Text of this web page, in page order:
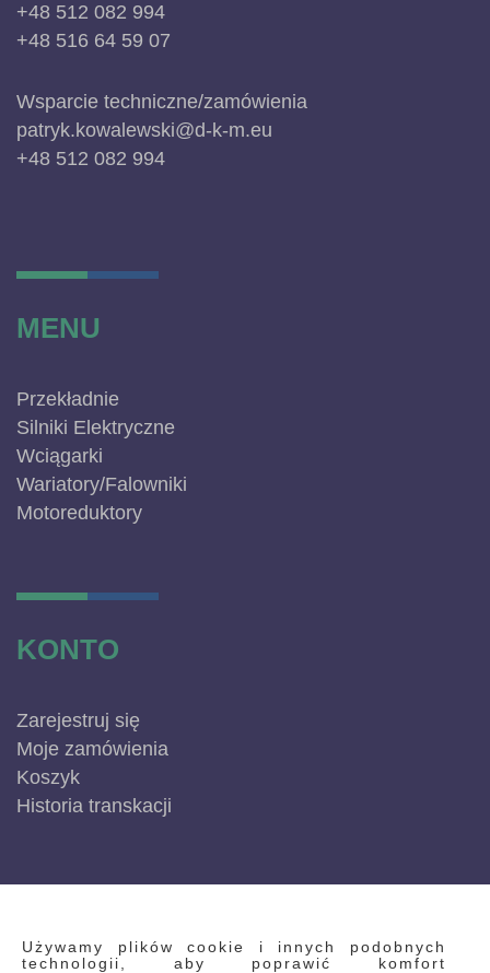
Używamy plików cookie i innych podobnych
technologii, aby poprawić komfort
+48 512 082 994
+48 516 64 59 07
Wsparcie techniczne/zamówienia
patryk.kowalewski@d-k-m.eu
+48 512 082 994
MENU
Przekładnie
Silniki Elektryczne
Wciągarki
Wariatory/Falowniki
Motoreduktory
KONTO
Zarejestruj się
Moje zamówienia
Koszyk
Historia transkacji
INFORMACJE